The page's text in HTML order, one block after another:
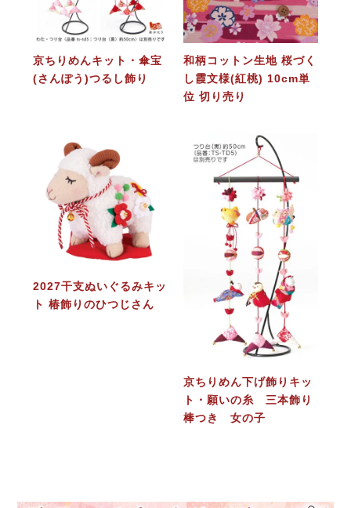
京ちりめんキット・傘宝
(さんぽう)つるし飾り
和柄コットン生地 桜づく
し霞文様(紅桃) 10cm単
位 切り売り
2027干支ぬいぐるみキッ
ト 椿飾りのひつじさん
京ちりめん下げ飾りキッ
ト・願いの糸 三本飾り
棒つき 女の子